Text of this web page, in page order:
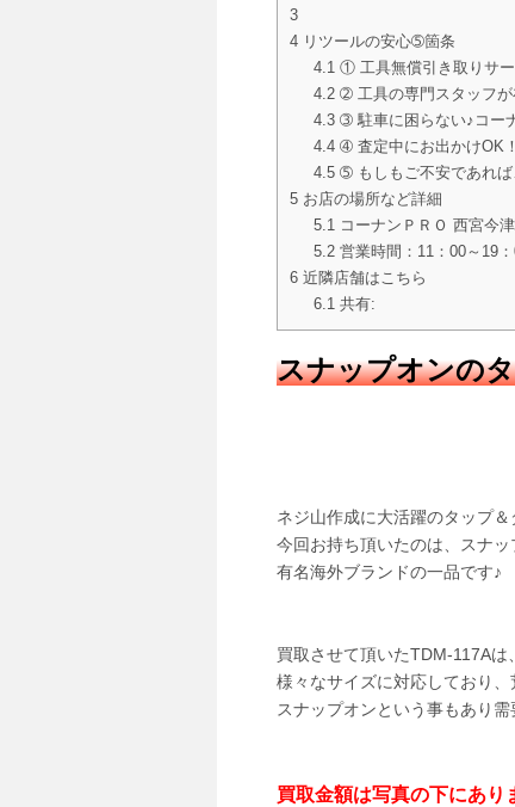
3
4 リツールの安心➄箇条
4.1① 工具無償引き取りサ
4.2➁ 工具の専門スタッフが
4.3➂ 駐車に困らない♪コー
4.4➃ 査定中にお出かけOK！
4.5➄ もしもご不安であれ
5 お店の場所など詳細
5.1コーナンＰＲＯ 西宮今
5.2営業時間：11：00～19
6 近隣店舗はこちら
6.1共有:
スナップオンの
ネジ山作成に大活躍のタップ＆
今回お持ち頂いたのは、スナ
有名海外ブランドの一品です♪
買取させて頂いたTDM-117Aは、
様々なサイズに対応しており
スナップオンという事もあり
買取金額は写真の下にあり